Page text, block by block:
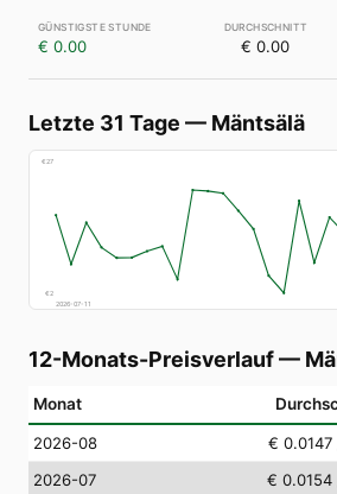
€ 0.00 € 0.00
Letzte 31 Tage — Mäntsälä
€27
€2
2026-07-11
12-Monats-Preisverlauf—
Monat
2026-08 € 0.0147
2026-07
€ 0.0154